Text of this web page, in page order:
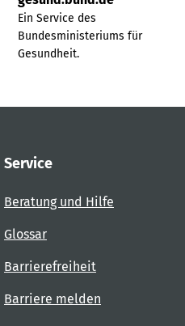
Ein Service des
Bundesministeriums für
Gesundheit.
Service
Beratung und Hilfe
Glossar
Barrierefreiheit
Barriere melden